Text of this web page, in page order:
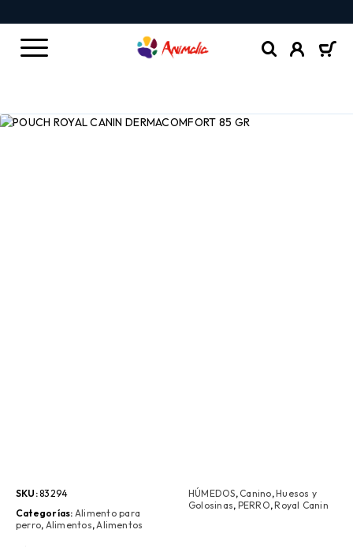
SKU:83294
Categorías: Alimento para
perro, Alimentos,Alimentos
HÚMEDOS, Canino,Huesos y
Golosinas, PERRO,Royal Canin